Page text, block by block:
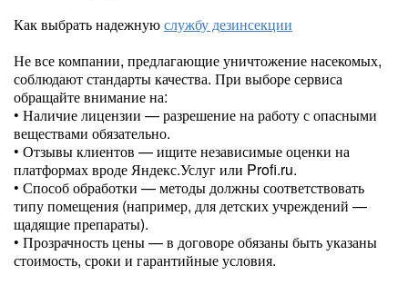
Как выбрать надежнуюслужбу дезинсекции
Не все компании, предлагающие уничтожение насекомых,
соблюдают стандарты качества. При выборе сервиса
обращайте внимание на:
• Наличие лицензии — разрешение на работу с опасными
веществами обязательно.
• Отзывы клиентов — ищите независимые оценки на
платформах вроде Яндекс.Услуг или Profi.ru.
• Способ обработки — методы должны соответствовать
типу помещения (например, для детских учреждений —
щадящие препараты).
• Прозрачность цены — в договоре обязаны быть указаны
стоимость, сроки и гарантийные условия.